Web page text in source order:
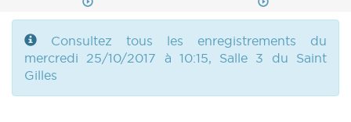
Consultez tous les enregistrements du
mercredi 25/10/2017 à 10:15, Salle 3 du Saint
Gilles